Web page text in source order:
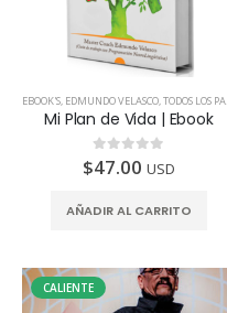
EBOOK'S, EDMUNDO VELASCO,TODOS LOS PAÍSES
Mi Plan de Vida | Ebook
0de 5
$47.00 USD
AÑADIR AL CARRITO
CALIENTE